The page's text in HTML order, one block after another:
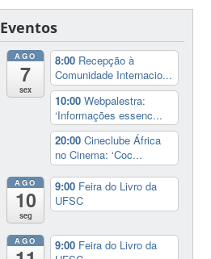
Eventos
AGO
7
sex
8:00 Recepção à
Comunidade Internacio...
10:00Webpalestra:
‘Informações essenc...
20:00Cineclube África
no Cinema: ‘Coc...
AGO
10
seg
9:00 Feira do Livro da
UFSC
AGO 9:00 Feira do Livro da